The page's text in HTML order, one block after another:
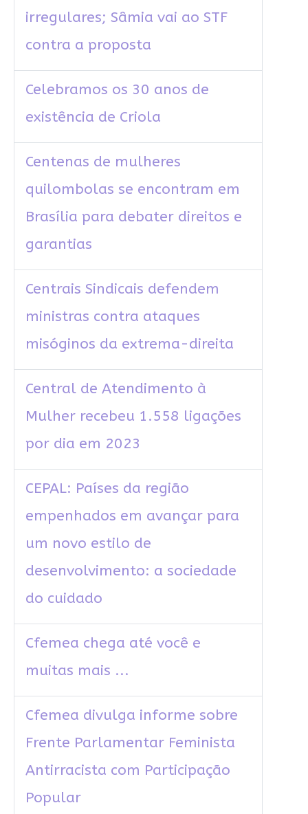
irregulares; Sâmia vai ao STF
contra a proposta
Celebramos os 30 anos de
existência de Criola
Centenas de mulheres
quilombolas se encontram em
Brasília para debater direitos e
garantias
Centrais Sindicais defendem
ministras contra ataques
misóginos da extrema-direita
Central de Atendimento à
Mulher recebeu 1.558 ligações
por dia em 2023
CEPAL: Países da região
empenhados em avançar para
um novo estilo de
desenvolvimento: a sociedade
do cuidado
Cfemea chega até você e
muitas mais ...
Cfemea divulga informe sobre
Frente Parlamentar Feminista
Antirracista com Participação
Popular